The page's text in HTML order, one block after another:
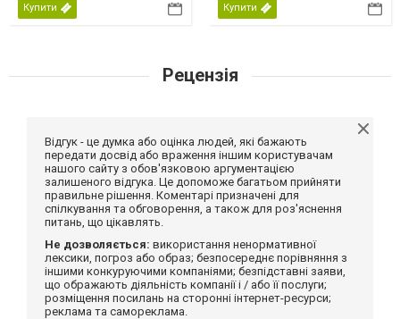
Купити Купити
Рецензія
Відгук - це думка або оцінка людей, які бажають
передати досвід або враження іншим користувачам
нашого сайту з обов'язковою аргументацією
залишеного відгука. Це допоможе багатьом прийняти
правильне рішення. Коментарі призначені для
спілкування та обговорення, а також для роз'яснення
питань, що цікавлять.
Не дозволяється: використання ненормативної
лексики, погроз або образ; безпосереднє порівняння з
іншими конкуруючими компаніями; безпідставні заяви,
що ображають діяльність компанії і / або її послуги;
розміщення посилань на сторонні інтернет-ресурси;
реклама та самореклама.